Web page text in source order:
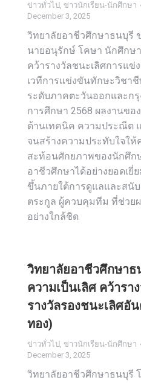
ข่าวทั่วไป, ข่าวนักเรียน-นักศึกษา
December 3, 2025
วิทยาลัยอาชีวศึกษาธนบุรี
นายอนุรักษ์ โคษา นักศึกษ
คว้ารางวัลชนะเลิศการแ
เวทีการแข่งขันทักษะวิชา
ระดับภาคตะวันออกและก
การศึกษา 2568 ผลงานขอ
ด้านเทคนิค ความประณีต
จนสร้างความประทับใจใ
สะท้อนศักยภาพของนักศึก
อาชีวศึกษาได้อย่างยอดเยี่
ขึ้นภายใต้การดูแลและสนั
ตระกูล ผู้ควบคุมทีม ที่ช่วย
อย่างใกล้ชิด
วิทยาลัยอาชีวศึกษา
ความเป็นเลิศ คว้ารา
รางวัลรองชนะเลิศอั
ทอง)
ข่าวทั่วไป, ข่าวนักเรียน-นักศึกษา
December 3, 2025
วิทยาลัยอาชีวศึกษาธนบุรี